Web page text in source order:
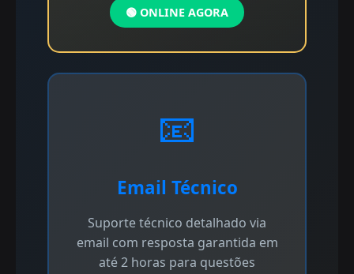
🟢 ONLINE AGORA
📧
Email Técnico
Suporte técnico detalhado via
email com resposta garantida em
até 2 horas para questões